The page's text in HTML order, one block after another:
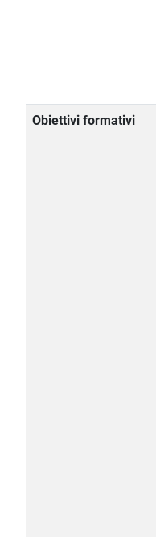
Obiettivi formativi